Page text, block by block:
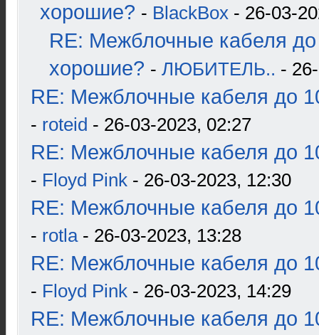
хорошие? - BlackBox - 26-03-
RE: Межблочные кабеля до
хорошие? - ЛЮБИТЕЛЬ.. -
RE: Межблочные кабеля до
- roteid - 26-03-2023, 02:27
RE: Межблочные кабеля до
- Floyd Pink - 26-03-2023, 12:30
RE: Межблочные кабеля до
- rotla- 26-03-2023, 13:28
RE: Межблочные кабеля до
- Floyd Pink - 26-03-2023, 14:29
RE: Межблочные кабеля до